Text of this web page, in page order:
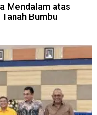
Mendalam atas
Bumbu